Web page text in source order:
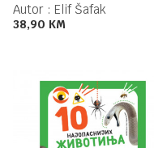
Autor : Elif Šafak
38,90 KM